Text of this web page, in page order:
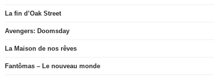
La fin d’Oak Street
Avengers: Doomsday
La Maison de nos rêves
Fantômas – Le nouveau monde